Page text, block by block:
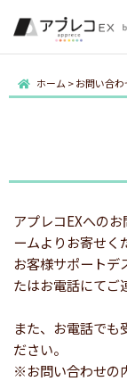
ホーム >お問い合わ
アプレコEXへの
ームよりお寄せく
お客様サポートデ
たはお電話にてご
また、お電話でも
ださい。
※お問い合わせの